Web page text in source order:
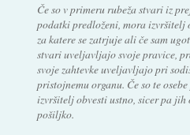
Če so v primeru rubeža stvari iz
podatki predloženi, mora izvršitelj
za katere se zatrjuje ali če sam
stvari uveljavljajo svoje pravice,
svoje zahtevke uveljavljajo pri
pristojnemu organu. Če so te
izvršitelj obvesti ustno, sicer pa
pošiljko.